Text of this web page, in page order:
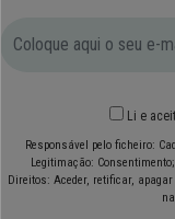
Li e
Responsável pelo ficheiro:
Legitimação:
Direitos: Aceder, retificar,